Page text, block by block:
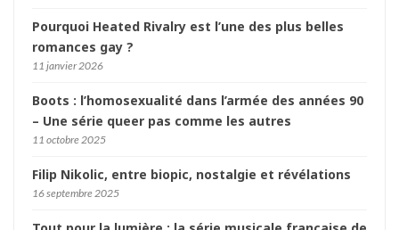
Pourquoi Heated Rivalry est l’une des plus belles
romances gay ?
11 janvier 2026
Boots : l’homosexualité dans l’armée des années 90
– Une série queer pas comme les autres
11 octobre 2025
Filip Nikolic, entre biopic, nostalgie et révélations
16 septembre 2025